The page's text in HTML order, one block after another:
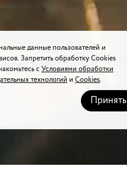
данные пользователей и
Запретить обработку Cookies
сУсловиями обработки
технологий и Cookies.
Принять